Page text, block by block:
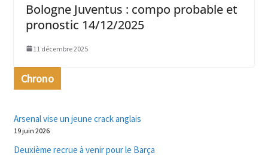
Bologne Juventus : compo probable et
pronostic 14/12/2025
11 décembre 2025
Chrono
Arsenal vise un jeune crack anglais
19 juin 2026
Deuxième recrue à venir pour le Barça